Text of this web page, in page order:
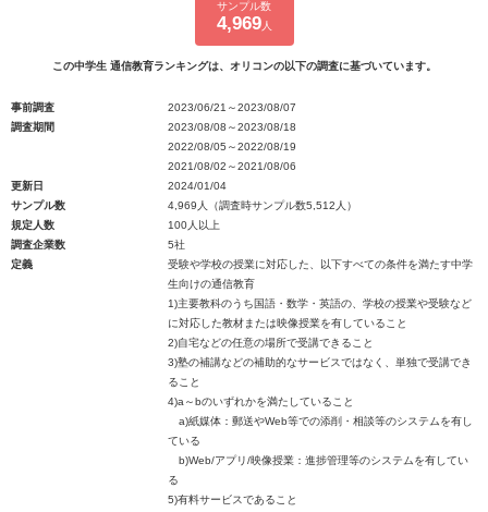
サンプル数
4,969人
この中学生 通信教育ランキングは、オリコンの以下の調査に基づいています。
事前調査
2023/06/21～2023/08/07
調査期間
2023/08/08～2023/08/18
2022/08/05～2022/08/19
2021/08/02～2021/08/06
更新日
2024/01/04
サンプル数
4,969人（調査時サンプル数5,512人）
規定人数
100人以上
調査企業数
5社
定義
受験や学校の授業に対応した、以下すべての条件を満たす中学
生向けの通信教育
1)主要教科のうち国語・数学・英語の、学校の授業や受験など
に対応した教材または映像授業を有していること
2)自宅などの任意の場所で受講できること
3)塾の補講などの補助的なサービスではなく、単独で受講でき
ること
4)a～bのいずれかを満たしていること
a)紙媒体：郵送やWeb等での添削・相談等のシステムを有し
ている
b)Web/アプリ/映像授業：進捗管理等のシステムを有してい
る
5)有料サービスであること